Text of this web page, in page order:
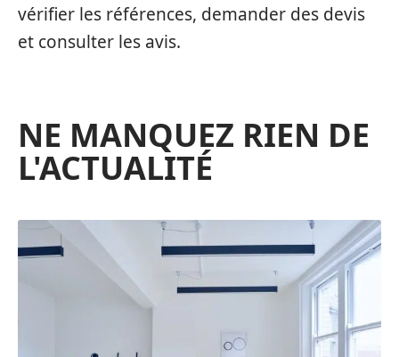
vérifier les références, demander des devis
et consulter les avis.
NE MANQUEZ RIEN DE
L'ACTUALITÉ